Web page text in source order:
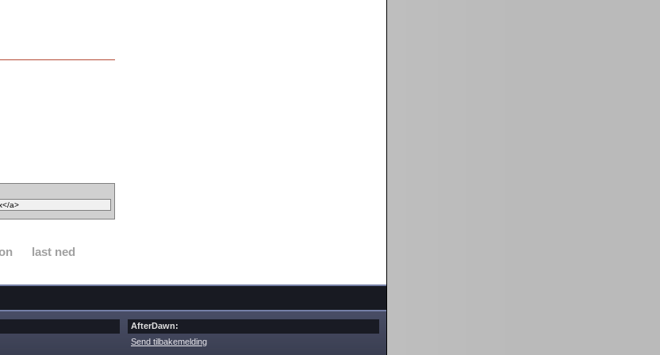
last ned
AfterDawn:
Send tilbakemelding